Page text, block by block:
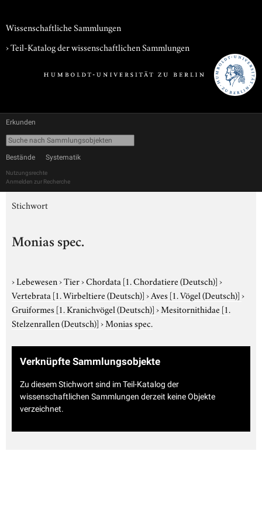
Wissenschaftliche Sammlungen
› Teil-Katalog der wissenschaftlichen Sammlungen
Erkunden
Bestände Systematik
Nutzungsrechte
Anmelden zur Recherche
Stichwort
Monias spec.
›Lebewesen›Tier›Chordata [1. Chordatiere (Deutsch)]›
Vertebrata [1. Wirbeltiere (Deutsch)]›Aves [1. Vögel (Deutsch)]›
Gruiformes [1. Kranichvögel (Deutsch)]›Mesitornithidae [1.
Stelzenrallen (Deutsch)]›Monias spec.
Verknüpfte Sammlungsobjekte
Zu diesem Stichwort sind im Teil-Katalog der
wissenschaftlichen Sammlungen derzeit keine Objekte
verzeichnet.